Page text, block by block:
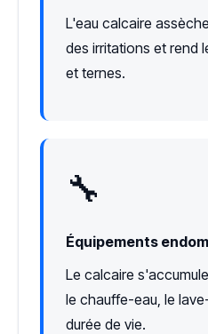
L'eau calcaire
des irritations et rend
et ternes.
🔧
Équipements
Le calcaire
le chauffe-eau, le
durée de vie.